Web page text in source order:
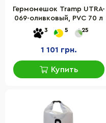
Гермомешок Tramp UTRA-
069-оливковый, PVC 70 л
3 5 25
1 101 грн.
Купить